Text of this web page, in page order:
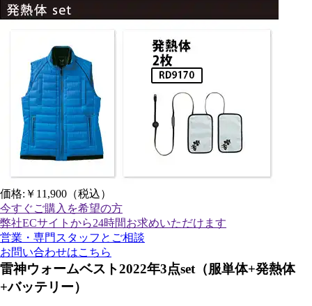
価格: ￥11,900 （税込）
今すぐご購入 を希望の方
弊社ECサイトから24時間お求めいただけます
営業・専門スタッフとご相談
お問い合わせはこちら
雷神ウォームベスト2022年3点set（服単体+発熱体
+バッテリー）